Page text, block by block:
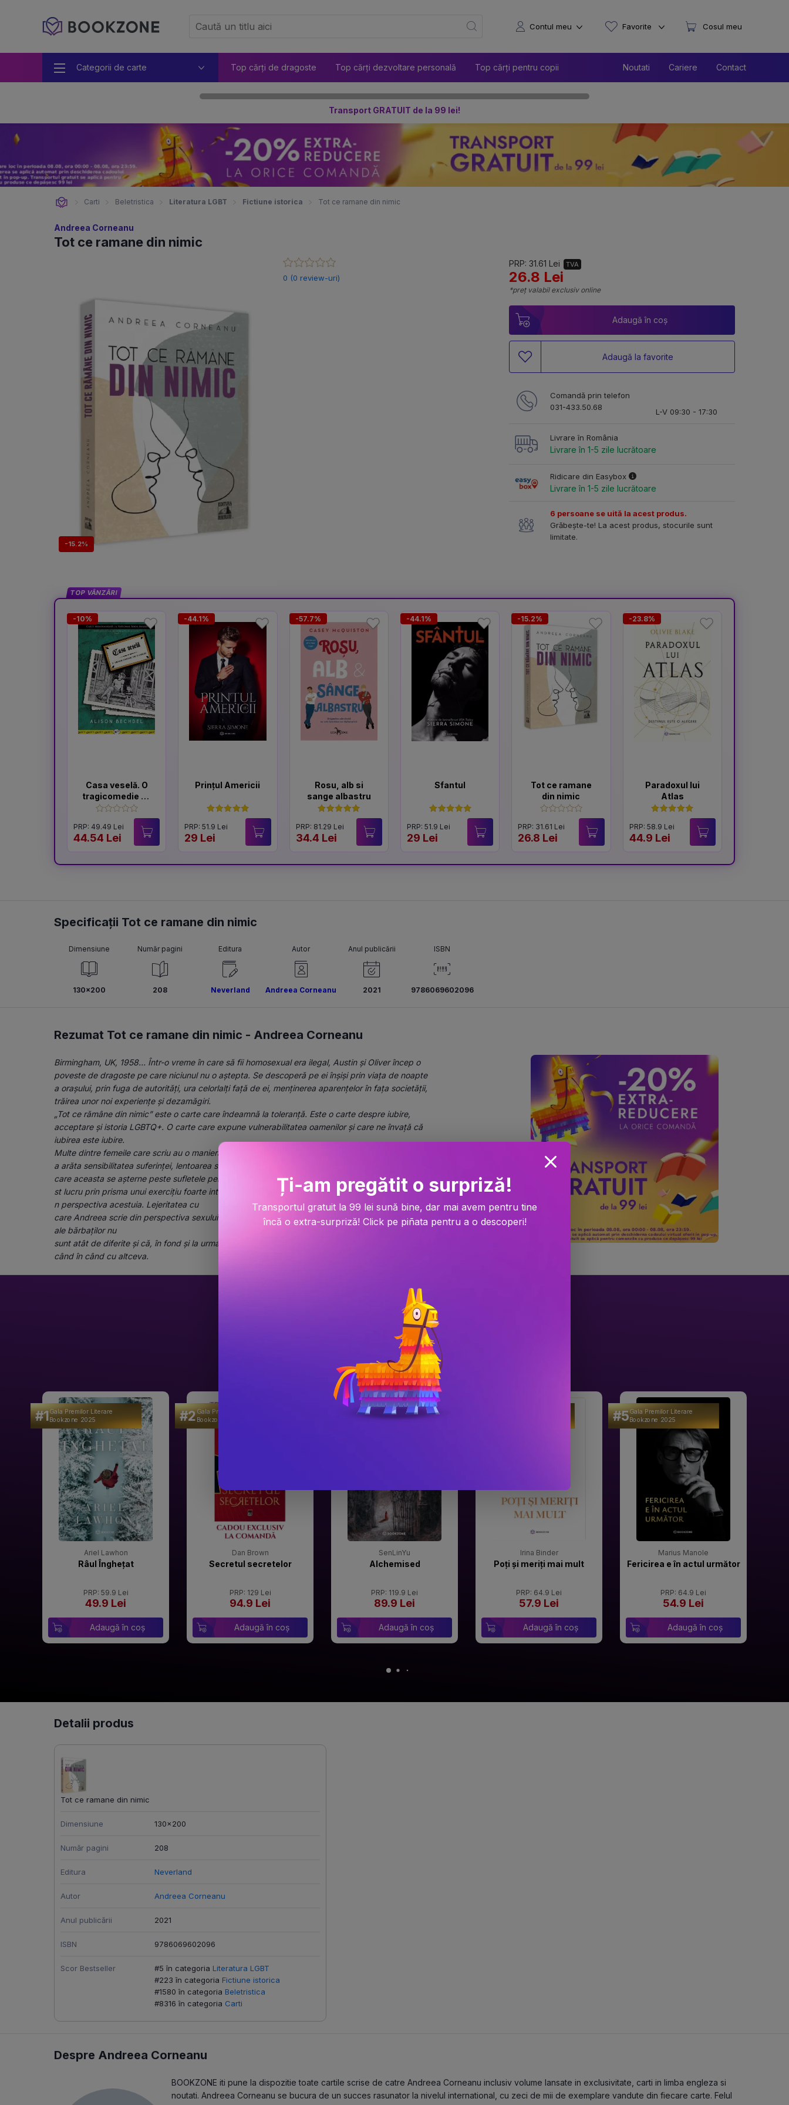
Categorii de carte Top cărți de dragoste Top cărți dezvoltare personală Top cărți pentru copii Noutati Cariere Contact
Contul meu Favorite Cosul meu
Transport GRATUIT de la 99 lei!
Carti Beletristica Literatura LGBT Fictiune istorica Tot ce ramane din nimic
Andreea Corneanu
Tot ce ramane din nimic
-15.2%
0 (0 review-uri)
PRP: 31.61 Lei TVA
26.8 Lei
*preț valabil exclusiv online
Adaugă în coș
Adaugă la favorite
Comandă prin telefon
031-433.50.68
L-V 09:30 - 17:30
Livrare în România
Livrare în 1-5 zile lucrătoare
Ridicare din Easybox
Livrare în 1-5 zile lucrătoare
6 persoane se uită la acest produs.
Grăbește-te! La acest produs, stocurile sunt
limitate.
TOP VÂNZĂRI
-10%
Casa veselă. O
tragicomedie de
familie
PRP: 49.49 Lei
44.54 Lei
-44.1%
Prințul Americii
PRP: 51.9 Lei
29 Lei
-57.7%
Rosu, alb si
sange albastru
PRP: 81.29 Lei
34.4 Lei
-44.1%
Sfantul
PRP: 51.9 Lei
29 Lei
-15.2%
Tot ce ramane
din nimic
PRP: 31.61 Lei
26.8 Lei
-23.8%
Paradoxul lui
Atlas
PRP: 58.9 Lei
44.9 Lei
Specificații Tot ce ramane din nimic
Dimensiune
130x200
Număr pagini
208
Editura
Neverland
Autor
Andreea Corneanu
Anul publicării
2021
ISBN
9786069602096
Rezumat Tot ce ramane din nimic - Andreea Corneanu
Birmingham, UK, 1958… Într-o vreme în care să fii homosexual era ilegal, Austin și Oliver încep o
poveste de dragoste pe care niciunul nu o aștepta. Se descoperă pe ei înșiși prin viața de noapte
a orașului, prin fuga de autorități, ura celorlalți față de ei, menținerea aparențelor în fața societății,
trăirea unor noi experiențe și dezamăgiri.
„Tot ce rămâne din nimic” este o carte care îndeamnă la toleranță. Este o carte despre iubire,
acceptare și istoria LGBTQ+. O carte care expune vulnerabilitatea oamenilor și care ne învață că
iubirea este iubire.
Multe dintre femeile care scriu au o manieră foarte elegantă de
a arăta sensibilitatea suferinței, lentoarea sau violența cu
care aceasta se așterne peste sufletele personajelor. Domnișoara Andreea Corneanu reușește ace
st lucru prin prisma unui exercițiu foarte interesant: intrând un mintea unui bărbat gay și scriind di
n perspectiva acestuia. Lejeritatea cu
care Andreea scrie din perspectiva sexului opus arată că, poate, până la urmă, mințile femeilor și
ale bărbaților nu
sunt atât de diferite și că, în fond și la urma urmei, toți căutăm iubirea. Și tot toți o confundăm din
când în când cu altceva.
#1Gala Premilor Literare
Bookzone 2025
Ariel Lawhon
Râul Înghețat
PRP: 59.9 Lei
49.9 Lei
Adaugă în coș
#2Gala Premilor Literare
Bookzone 2025
Dan Brown
Secretul secretelor
PRP: 129 Lei
94.9 Lei
Adaugă în coș
Gala Premilor Literare
Bookzone 2025
SenLinYu
Alchemised
PRP: 119.9 Lei
89.9 Lei
Adaugă în coș
Irina Binder
Poți și meriți mai mult
PRP: 64.9 Lei
57.9 Lei
Adaugă în coș
#5Gala Premilor Literare
Bookzone 2025
Marius Manole
Fericirea e în actul următor
PRP: 64.9 Lei
54.9 Lei
Adaugă în coș
Detalii produs
Tot ce ramane din nimic
Dimensiune 130x200
Număr pagini 208
Editura Neverland
Autor Andreea Corneanu
Anul publicării 2021
ISBN 9786069602096
Scor Bestseller #5 în categoria Literatura LGBT
#223 în categoria Fictiune istorica
#1580 în categoria Beletristica
#8316 în categoria Carti
Despre Andreea Corneanu
BOOKZONE iti pune la dispozitie toate cartile scrise de catre Andreea Corneanu inclusiv volume lansate in exclusivitate, carti in limba engleza si
noutati. Andreea Corneanu se bucura de un succes rasunator la nivelul international, cu zeci de mii de exemplare vandute din fiecare carte. Felul
Ți-am pregătit o surpriză!
Transportul gratuit la 99 lei sună bine, dar mai avem pentru tine
încă o extra-surpriză! Click pe piñata pentru a o descoperi!